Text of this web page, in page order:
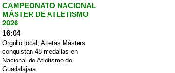
CAMPEONATO NACIONAL
MÁSTER DE ATLETISMO
2026
16:04
Orgullo local; Atletas Másters
conquistan 48 medallas en
Nacional de Atletismo de
Guadalajara